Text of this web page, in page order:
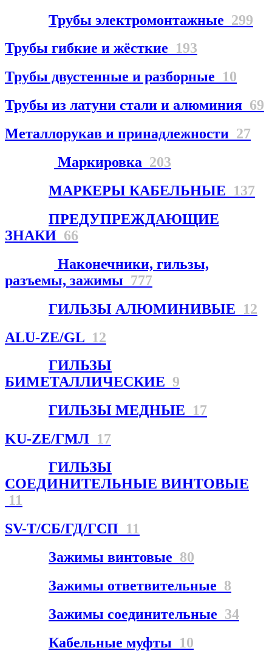
Трубы электромонтажные 299
Трубы гибкие и жёсткие 193
Трубы двустенные и разборные 10
Трубы из латуни стали и алюминия 69
Металлорукав и принадлежности 27
Маркировка 203
МАРКЕРЫ КАБЕЛЬНЫЕ 137
ПРЕДУПРЕЖДАЮЩИЕ
ЗНАКИ 66
Наконечники, гильзы,
разъемы, зажимы 777
ГИЛЬЗЫ АЛЮМИНИВЫЕ 12
ALU-ZE/GL 12
ГИЛЬЗЫ
БИМЕТАЛЛИЧЕСКИЕ 9
ГИЛЬЗЫ МЕДНЫЕ 17
KU-ZE/ГМЛ 17
ГИЛЬЗЫ
СОЕДИНИТЕЛЬНЫЕ ВИНТОВЫЕ
11
SV-T/СБ/ГД/ГСП 11
Зажимы винтовые 80
Зажимы ответвительные 8
Зажимы соединительные 34
Кабельные муфты 10